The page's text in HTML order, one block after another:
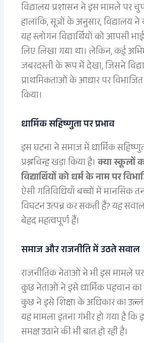
विद्यालय प्रशासन ने इस मामले पर
हालांकि, सूत्रों के अनुसार, विद्यालय
यह स्लोगन विद्यार्थियों को आपसी
लिए लिखा गया था। लेकिन, कई
जबरदस्ती के रूप में देखा, जिसने
प्राथमिकताओं के आधार पर
किया।
धार्मिक सहिष्णुता पर प्रभाव
इस घटना ने समाज में धार्मिक
प्रश्नचिन्ह खड़ा किया है।क्या स्कूलों
विद्यार्थियों को धर्म के नाम पर
ऐसी गतिविधियाँ बच्चों में मानसिक
विघटन उत्पन्न कर सकती हैं? यह
बेहद महत्वपूर्ण हैं।
समाज और राजनीति में उठते सवाल
राजनीतिक नेताओं ने भी इस मामले पर
कुछ नेताओं ने इसे धार्मिक पहचान का
कुछ ने इसे शिक्षा के अधिकार का
यह मामला इतना गंभीर हो गया है
समक्ष उठाने की भी बात हो रही है।